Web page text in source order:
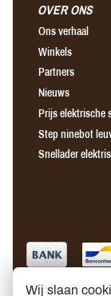
OVER ONS
Ons verhaal
Winkels
Partners
Nieuws
Prijs elektrische
Step ninebot
Snellader
Wij slaan